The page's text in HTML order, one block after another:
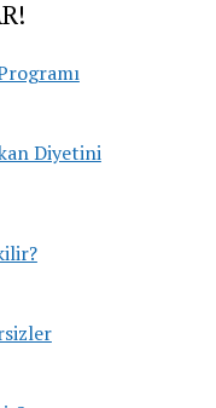
Diyetini